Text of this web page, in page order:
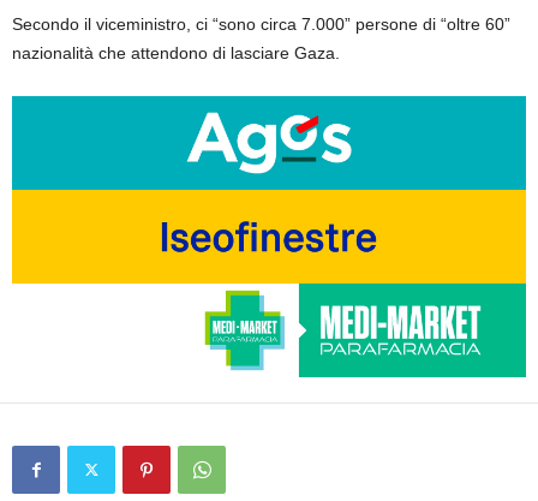
Secondo il viceministro, ci “sono circa 7.000” persone di “oltre 60”
nazionalità che attendono di lasciare Gaza.